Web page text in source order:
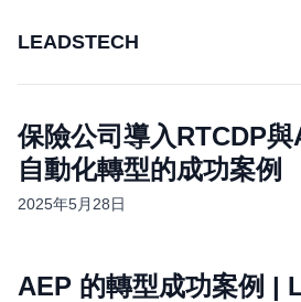
LEADSTECH
保險公司導入RTCDP
自動化轉型的成功案例
2025年5月28日
AEP 的轉型成功案例 |